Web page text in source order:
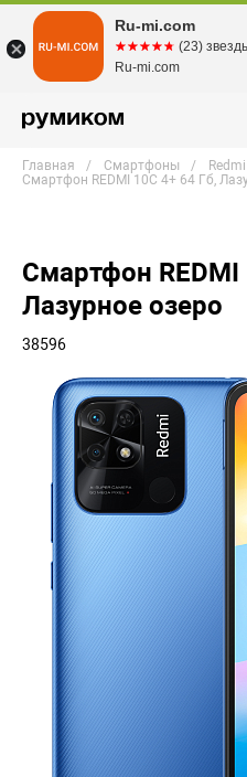
Главная Смартфоны Redmi
Смартфон REDMI 10C 4+ 64 Гб,
Смартфон REDMI
Лазурное озеро
38596
Ru-mi.com
☆☆☆☆☆
★★★★★ (23)
Ru-mi.com